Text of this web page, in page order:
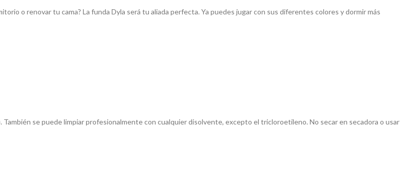
o renovar tu cama? La funda Dyla será tu aliada perfecta. Ya puedes jugar con sus diferentes colores y dormir más
También se puede limpiar profesionalmente con cualquier disolvente, excepto el tricloroetileno. No secar en secadora o usar